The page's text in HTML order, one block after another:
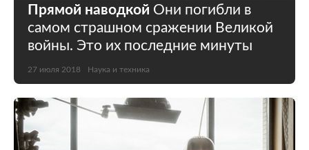
Прямой наводкой Они погибли в
самом страшном сражении Великой
войны. Это их последние минуты
27 июля 2018 Наука и техника